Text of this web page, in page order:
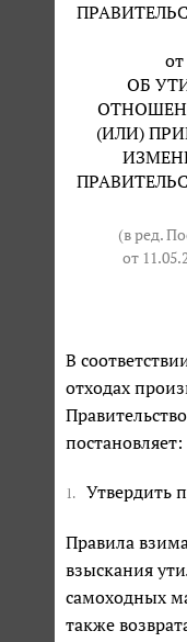
ОБ
(ИЛИ)
(в ред.
от
В
отходах
постановляет:
1. Утвердить
Правила
взыскания
самоходных
также